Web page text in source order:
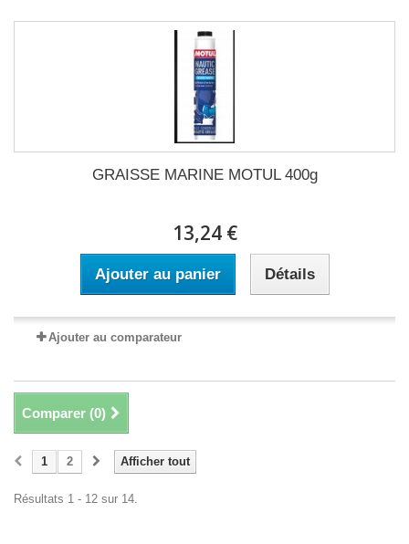
GRAISSE MARINE MOTUL 400g
13,24 €
Ajouter au panier Détails
Ajouter au comparateur
Comparer (0)
Afficher tout
1 2
Résultats 1 - 12 sur 14.